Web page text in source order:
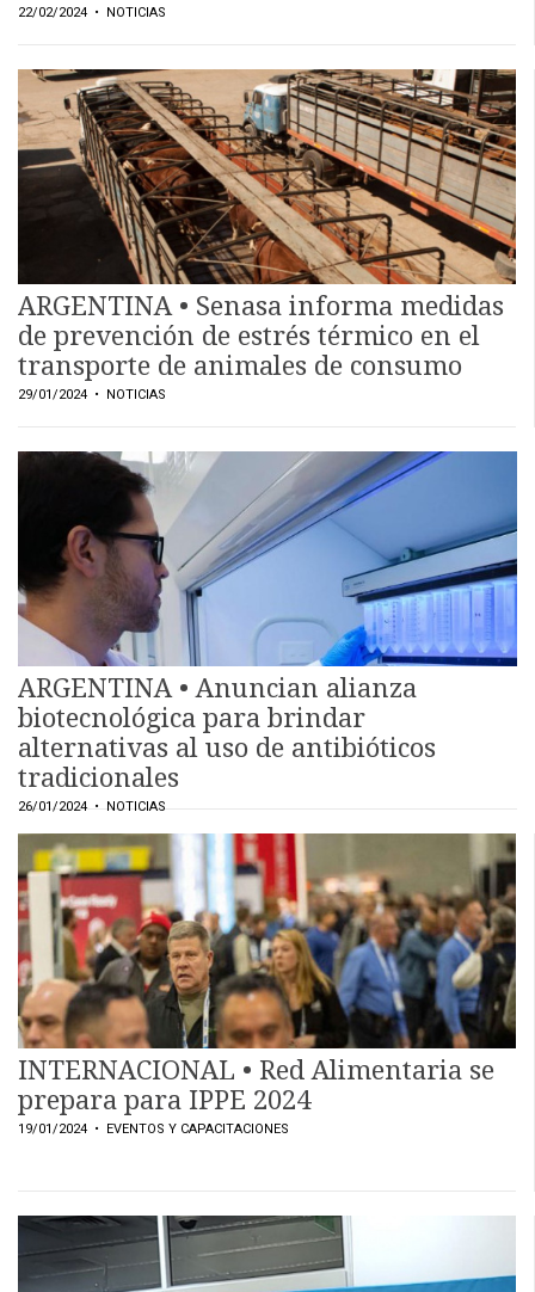
22/02/2024 • NOTICIAS
ARGENTINA • Senasa informa medidas
de prevención de estrés térmico en el
transporte de animales de consumo
29/01/2024 • NOTICIAS
ARGENTINA • Anuncian alianza
biotecnológica para brindar
alternativas al uso de antibióticos
tradicionales
26/01/2024 • NOTICIAS
INTERNACIONAL • Red Alimentaria se
prepara para IPPE 2024
19/01/2024 • EVENTOS Y CAPACITACIONES